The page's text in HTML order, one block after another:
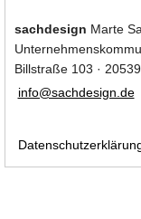
sachdesign Marte
Billstraße 103 ·
info@sachdesign.de